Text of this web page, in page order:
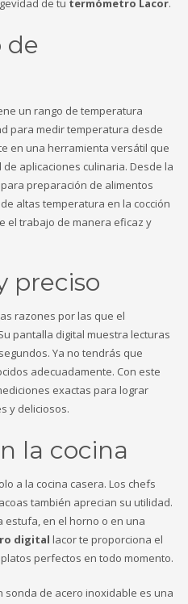
de tu termómetro Lacor.
de
un rango de temperatura
para medir temperatura desde
en una herramienta versátil que
aplicaciones culinaria. Desde la
preparación de alimentos
altas temperatura en la cocción
el trabajo de manera eficaz y
preciso
razones por las que el
pantalla digital muestra lecturas
Ya no tendrás que
adecuadamente. Con este
exactas para lograr
y deliciosos.
la cocina
a la cocina casera. Los chefs
también aprecian su utilidad.
estufa, en el horno o en una
digital lacor te proporciona el
perfectos en todo momento.
sonda de acero inoxidable es una